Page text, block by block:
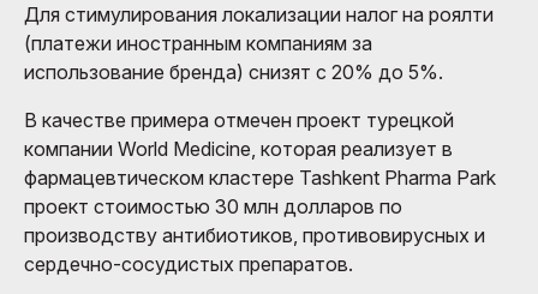
Для стимулирования локализации налог на роялти
(платежи иностранным компаниям за
использование бренда) снизят с 20% до 5%.
В качестве примера отмечен проект турецкой
компании World Medicine, которая реализует в
фармацевтическом кластере Tashkent Pharma Park
проект стоимостью 30 млн долларов по
производству антибиотиков, противовирусных и
сердечно-сосудистых препаратов.